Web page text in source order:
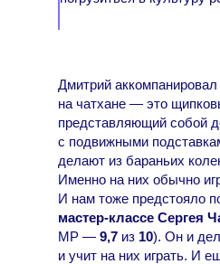
Дмитрий
на чатхане — это
представляющий собой
с подвижными
делают из бараньих
Именно на них обычно
И нам тоже предстояло
мастер-классе Сергея
МР — 9,7 из 10). Он и
и учит на них играть. И